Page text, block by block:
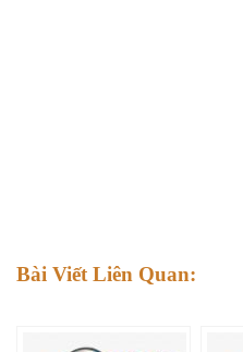
Bài Viết Liên Quan: